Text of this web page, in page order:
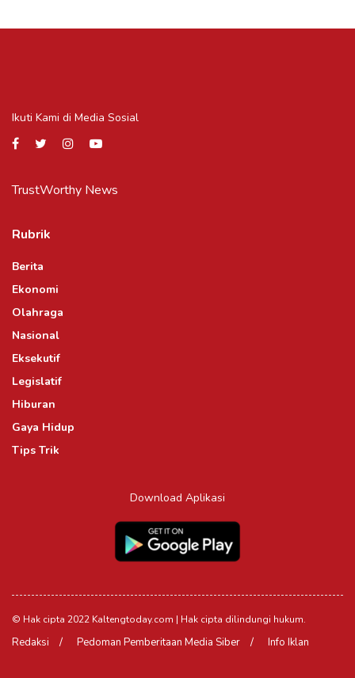
Ikuti Kami di Media Sosial
TrustWorthy News
Rubrik
Berita
Ekonomi
Olahraga
Nasional
Eksekutif
Legislatif
Hiburan
Gaya Hidup
Tips Trik
Download Aplikasi
© Hak cipta 2022 Kaltengtoday.com | Hak cipta dilindungi hukum.
Redaksi Pedoman Pemberitaan Media Siber Info Iklan